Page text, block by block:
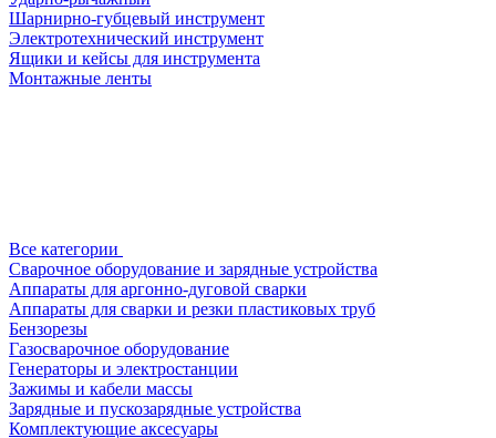
Шарнирно-губцевый инструмент
Электротехнический инструмент
Ящики и кейсы для инструмента
Монтажные ленты
Все категории
Сварочное оборудование и зарядные устройства
Аппараты для аргонно-дуговой сварки
Аппараты для сварки и резки пластиковых труб
Бензорезы
Газосварочное оборудование
Генераторы и электростанции
Зажимы и кабели массы
Зарядные и пускозарядные устройства
Комплектующие аксесуары